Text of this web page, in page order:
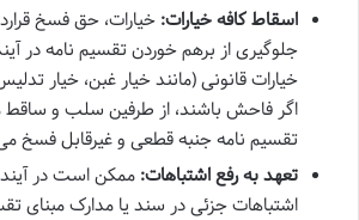
اسقاط کافه خیارات: خیارات، حق فسخ
جلوگیری از برهم خوردن تقسیم نامه در
خیارات قانونی (مانند خیار غبن، خیار
اگر فاحش باشند، از طرفین سلب و ساقط
تقسیم نامه جنبه قطعی و غیرقابل فسخ
تعهد به رفع اشتباهات: ممکن است در
اشتباهات جزئی در سند یا مدارک